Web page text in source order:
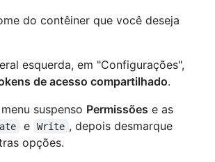
do contêiner que você deseja
esquerda, em "Configurações",
de acesso compartilhado.
suspenso Permissões e as
e Write , depois desmarque
opções.